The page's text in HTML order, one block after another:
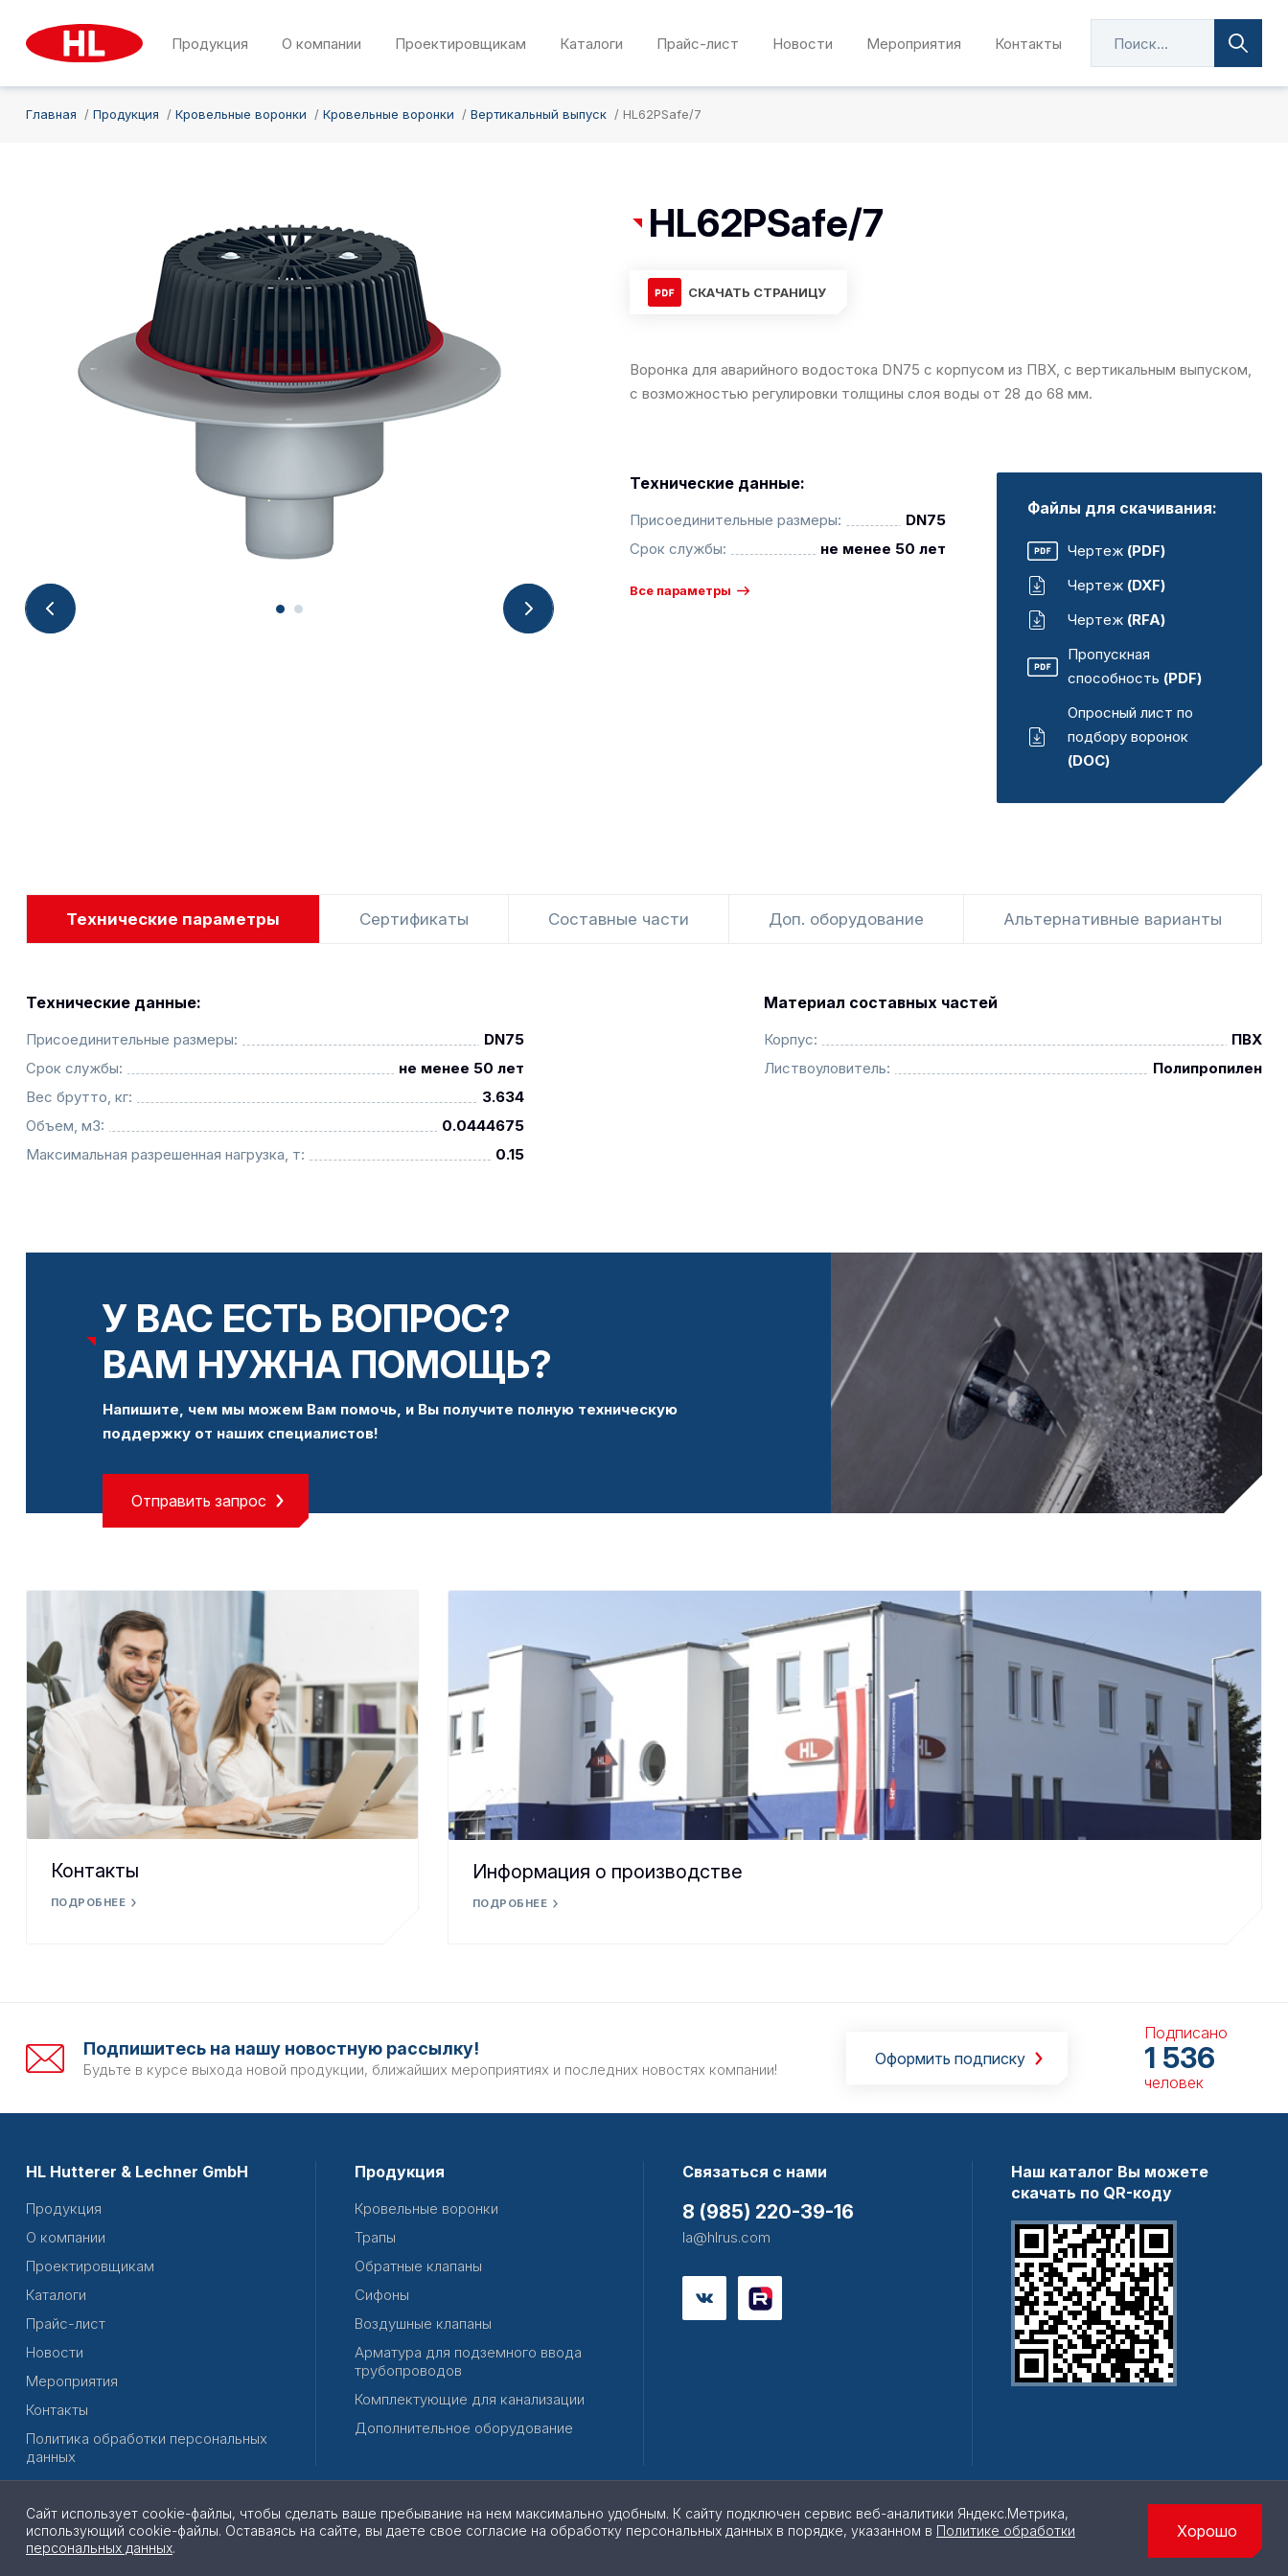
Продукция О компании Проектировщикам Каталоги Прайс-лист Новости Мероприятия Контакты
Главная Продукция Кровельные воронки Кровельные воронки Вертикальный выпуск HL62PSafe/7
HL62PSafe/7
СКАЧАТЬ СТРАНИЦУ
Воронка для аварийного водостока DN75 с корпусом из ПВХ, с вертикальным выпуском,
с возможностью регулировки толщины слоя воды от 28 до 68 мм.
Технические данные:
Присоединительные размеры:
DN75
Срок службы:
не менее 50 лет
Все параметры
Файлы для скачивания:
Чертеж (PDF)
Чертеж (DXF)
Чертеж (RFA)
Пропускная
способность (PDF)
Опросный лист по
подбору воронок
(DOC)
Технические параметры Сертификаты Составные части Доп. оборудование Альтернативные варианты
Технические данные:
Присоединительные размеры:
DN75
Срок службы:
не менее 50 лет
Вес брутто, кг:
3.634
Объем, м3:
0.0444675
Максимальная разрешенная нагрузка, т:
0.15
Материал составных частей
Корпус:
ПВХ
Листвоуловитель:
Полипропилен
У ВАС ЕСТЬ ВОПРОС?
ВАМ НУЖНА ПОМОЩЬ?
Напишите, чем мы можем Вам помочь, и Вы получите полную техническую
поддержку от наших специалистов!
Отправить запрос
Контакты
ПОДРОБНЕЕ
Информация о производстве
ПОДРОБНЕЕ
Подпишитесь на нашу новостную рассылку!
Будьте в курсе выхода новой продукции, ближайших мероприятиях и последних новостях компании!
Оформить подписку
Подписано
1 536
человек
HL Hutterer & Lechner GmbH
Продукция
О компании
Проектировщикам
Каталоги
Прайс-лист
Новости
Мероприятия
Контакты
Политика обработки персональных
данных
Продукция
Кровельные воронки
Трапы
Обратные клапаны
Сифоны
Воздушные клапаны
Арматура для подземного ввода
трубопроводов
Комплектующие для канализации
Дополнительное оборудование
Связаться с нами
8 (985) 220-39-16
la@hlrus.com
Наш каталог Вы можете
скачать по QR-коду
© 2026 | Все права защищены
Сайт использует cookie-файлы, чтобы сделать ваше пребывание на нем максимально удобным. К cайту подключен сервис веб-аналитики Яндекс.Метрика,
использующий cookie-файлы. Оставаясь на сайте, вы даете свое согласие на обработку персональных данных в порядке, указанном в Политике обработки
персональных данных.
Хорошо